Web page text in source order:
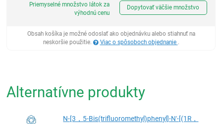
Priemyselné množstvo látok za
výhodnú cenu
Dopytovať väčšie množstvo
Obsah košíka je možné odoslať ako objednávku alebo stiahnuť na
neskoršie použitie.
Viac o spôsoboch objednanie .
Alternatívne produkty
N-[3，5-Bis(trifluoromethyl)phenyl]-N'-[(1R，